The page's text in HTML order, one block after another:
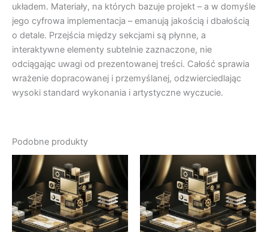
układem. Materiały, na których bazuje projekt – a w domyśle
jego cyfrowa implementacja – emanują jakością i dbałością
o detale. Przejścia między sekcjami są płynne, a
interaktywne elementy subtelnie zaznaczone, nie
odciągając uwagi od prezentowanej treści. Całość sprawia
wrażenie dopracowanej i przemyślanej, odzwierciedlając
wysoki standard wykonania i artystyczne wyczucie.
Podobne produkty